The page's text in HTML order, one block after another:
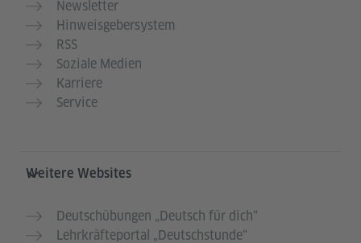
Newsletter
Hinweisgebersystem
RSS
Soziale Medien
Karriere
Service
Weitere Websites
Deutschübungen „Deutsch für dich“
Lehrkräfteportal „Deutschstunde“